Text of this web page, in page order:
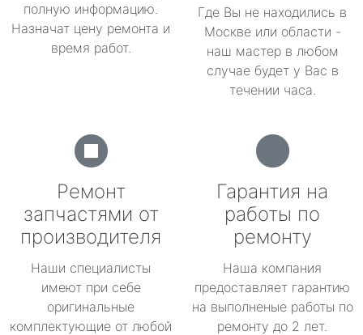
полную информацию.
Назначат цену ремонта и
время работ.
Где Вы не находились в
Москве или области -
наш мастер в любом
случае будет у Вас в
течении часа.
Ремонт
запчастями от
производителя
Наши специалисты
имеют при себе
оригинальные
комплектующие от любой
Гарантия на
работы по
ремонту
Наша компания
предоставляет гарантию
на выполненые работы по
ремонту до 2 лет.